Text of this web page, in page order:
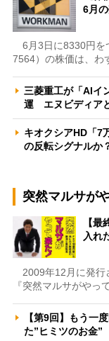
6月
6月3日に8330円を
7564）の株価は、わ
三菱重工が「AIイ
運 エヌビディア
キオクシアHD「7
の反転シグナル
突然マルサが
【
入れ
2009年12月に発行
『突然マルサがやっ
【第9回】もう一
た”ヒミツのお金”